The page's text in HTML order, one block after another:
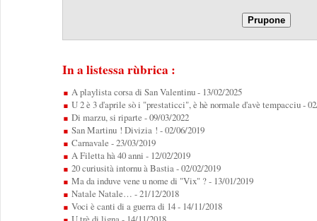
In a listessa rùbrica :
A playlista corsa di San Valentinu- 13/02/2025
U 2 è 3 d'aprile sò i "prestaticci", è hè normale d'avè tempacciu-
Di marzu, si riparte - 09/03/2022
San Martinu ! Divizia ! - 02/06/2019
Carnavale - 23/03/2019
A Filetta hà 40 anni - 12/02/2019
20 curiusità intornu à Bastia- 02/02/2019
Ma da induve vene u nome di "Vix" ?- 13/01/2019
Natale Natale… - 21/12/2018
Voci è canti di a guerra di 14- 14/11/2018